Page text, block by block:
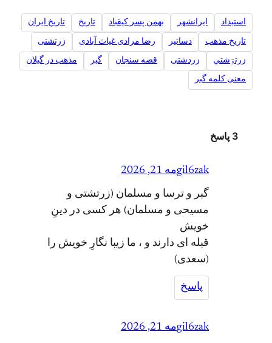
استبداد ایرانشهر بهمن پسر کیقباد تاريخ تاریخ ایران
تاریخ مذهب دساتیر رضا مرادی غیاث آبادی زرتشتی
زرتۊشتي زردشتی قصه سنجان گبر مذهب در گیلان
معنی کلمه گبر
3 پاسخ
gil6zakمه 21, 2026
گبر و ترسا و مسلمان (زرتشتی و
مسیحی و مسلمان) هر کسی در دینِ
خویش
قبله ای دارند و ، ما زیبا نگارِ خویش را
(سعدی)
پاسخ
gil6zakمه 21, 2026